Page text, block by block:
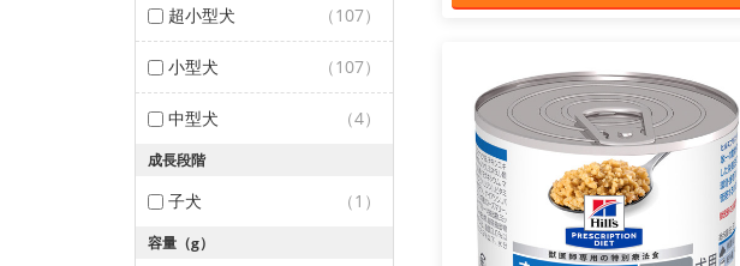
超小型犬 （107）
小型犬 （107）
中型犬 （4）
成長段階
子犬 （1）
容量（g）